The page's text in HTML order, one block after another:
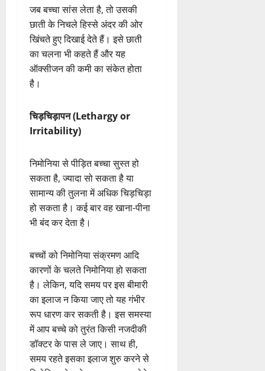
हैं। यह स्थिति गंभीर हो सकती है।
छाती में दर्द (Chest
Retractions)
जब बच्चा सांस लेता है, तो उसकी
खिंचते हुए दिखाई देते हैं। इसे छाती
का चलना भी कहते हैं और यह
है।
चिड़चिड़ापन (Lethargy or
Irritability)
सकता है, ज्यादा सो सकता है या
सामान्य की तुलना में अधिक चिड़चिड़ा
हो सकता है। कई बार वह खाना-पीना
भी बंद कर देता है।
बच्चों को निमोनिया संक्रमण आदि
कारणों के चलते निमोनिया हो सकता
है। लेकिन, यदि समय पर इस बीमारी